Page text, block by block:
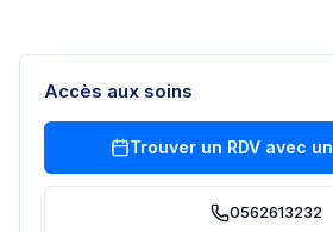
Accès aux soins
Trouver un RDV avec un
0562613232